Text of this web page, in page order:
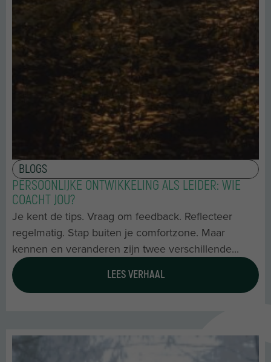
BLOGS
PERSOONLIJKE ONTWIKKELING ALS LEIDER: WIE
COACHT JOU?
Je kent de tips. Vraag om feedback. Reflecteer
regelmatig. Stap buiten je comfortzone. Maar
kennen en veranderen zijn twee verschillende...
LEES VERHAAL